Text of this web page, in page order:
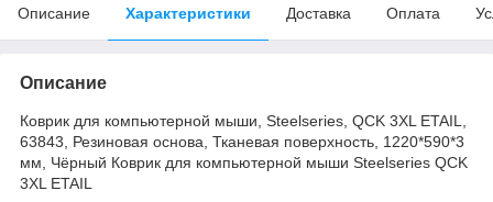
Описание Характеристики Доставка Оплата
Описание
Коврик для компьютерной мыши, Steelseries, QCK 3XL ETAIL,
63843, Резиновая основа, Тканевая поверхность, 1220*590*3
мм, Чёрный Коврик для компьютерной мыши Steelseries QCK
3XL ETAIL